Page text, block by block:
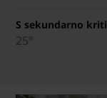
S sekundarno
25°